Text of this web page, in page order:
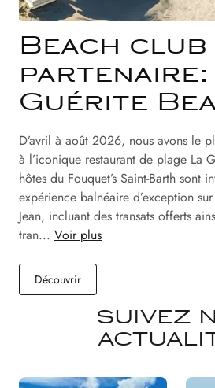
Beach club
partenaire:
Guérite
D’avril à août 2026, nous avons le
à l’iconique restaurant de plage La
hôtes du Fouquet’s Saint-Barth sont
expérience balnéaire d’exception
Jean, incluant des transats offerts
tran... Voir plus
Découvrir
SUIVEZ